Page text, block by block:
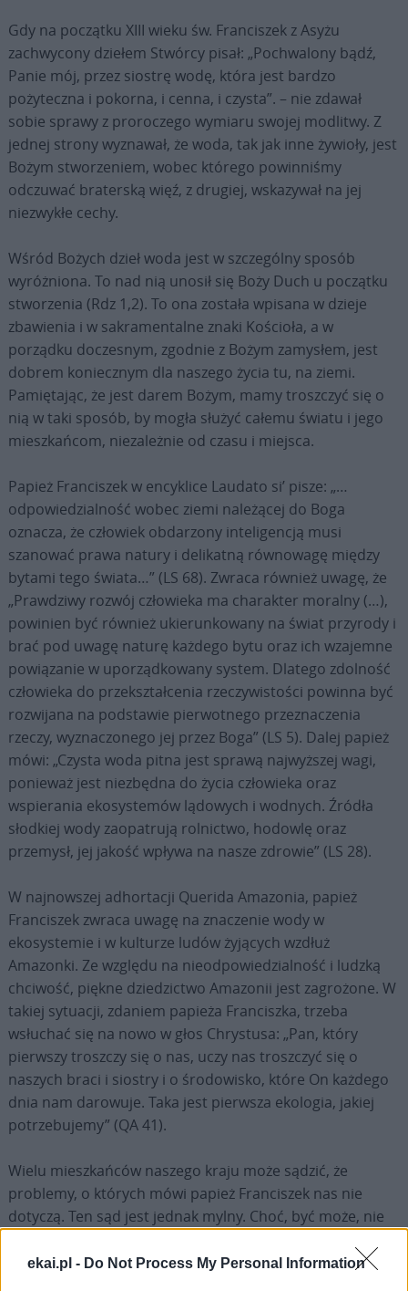
ekai.pl - Do Not Process My Personal Information
Gdy na początku XIII wieku św. Franciszek z Asyżu
zachwycony dziełem Stwórcy pisał: „Pochwalony bądź,
Panie mój, przez siostrę wodę, która jest bardzo
pożyteczna i pokorna, i cenna, i czysta”. – nie zdawał
sobie sprawy z proroczego wymiaru swojej modlitwy. Z
jednej strony wyznawał, że woda, tak jak inne żywioły, jest
Bożym stworzeniem, wobec którego powinniśmy
odczuwać braterską więź, z drugiej, wskazywał na jej
niezwykłe cechy.
Wśród Bożych dzieł woda jest w szczególny sposób
wyróżniona. To nad nią unosił się Boży Duch u początku
stworzenia (Rdz 1,2). To ona została wpisana w dzieje
zbawienia i w sakramentalne znaki Kościoła, a w
porządku doczesnym, zgodnie z Bożym zamysłem, jest
dobrem koniecznym dla naszego życia tu, na ziemi.
Pamiętając, że jest darem Bożym, mamy troszczyć się o
nią w taki sposób, by mogła służyć całemu światu i jego
mieszkańcom, niezależnie od czasu i miejsca.
Papież Franciszek w encyklice Laudato si’ pisze: „…
odpowiedzialność wobec ziemi należącej do Boga
oznacza, że człowiek obdarzony inteligencją musi
szanować prawa natury i delikatną równowagę między
bytami tego świata…” (LS 68). Zwraca również uwagę, że
„Prawdziwy rozwój człowieka ma charakter moralny (…),
powinien być również ukierunkowany na świat przyrody i
brać pod uwagę naturę każdego bytu oraz ich wzajemne
powiązanie w uporządkowany system. Dlatego zdolność
człowieka do przekształcenia rzeczywistości powinna być
rozwijana na podstawie pierwotnego przeznaczenia
rzeczy, wyznaczonego jej przez Boga” (LS 5). Dalej papież
mówi: „Czysta woda pitna jest sprawą najwyższej wagi,
ponieważ jest niezbędna do życia człowieka oraz
wspierania ekosystemów lądowych i wodnych. Źródła
słodkiej wody zaopatrują rolnictwo, hodowlę oraz
przemysł, jej jakość wpływa na nasze zdrowie” (LS 28).
W najnowszej adhortacji Querida Amazonia, papież
Franciszek zwraca uwagę na znaczenie wody w
ekosystemie i w kulturze ludów żyjących wzdłuż
Amazonki. Ze względu na nieodpowiedzialność i ludzką
chciwość, piękne dziedzictwo Amazonii jest zagrożone. W
takiej sytuacji, zdaniem papieża Franciszka, trzeba
wsłuchać się na nowo w głos Chrystusa: „Pan, który
pierwszy troszczy się o nas, uczy nas troszczyć się o
naszych braci i siostry i o środowisko, które On każdego
dnia nam darowuje. Taka jest pierwsza ekologia, jakiej
potrzebujemy” (QA 41).
Wielu mieszkańców naszego kraju może sądzić, że
problemy, o których mówi papież Franciszek nas nie
dotyczą. Ten sąd jest jednak mylny. Choć, być może, nie
zasobów wody, to jednak słowo „susza” pojawia się w